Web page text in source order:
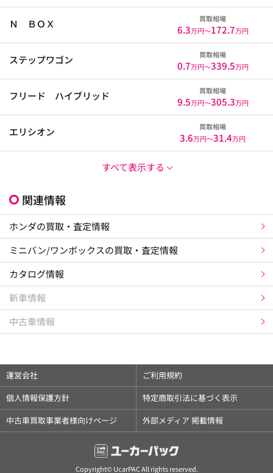
Ｎ ＢＯＸ 買取相場
6.3万円〜172.7万円
ステップワゴン 買取相場
0.7万円〜339.5万円
フリード ハイブリッド 買取相場
9.5万円〜305.3万円
エリシオン 買取相場
3.6万円〜31.4万円
すべて表示する
関連情報
ホンダの買取・査定情報
ミニバン/ワンボックスの買取・査定情報
カタログ情報
新車情報
中古車情報
運営会社
ご利用規約
個人情報保護方針
特定商取引法に基づく表示
中古車買取事業者様向けページ
外部メディア 掲載情報
Copyright© UcarPAC All rights reserved.